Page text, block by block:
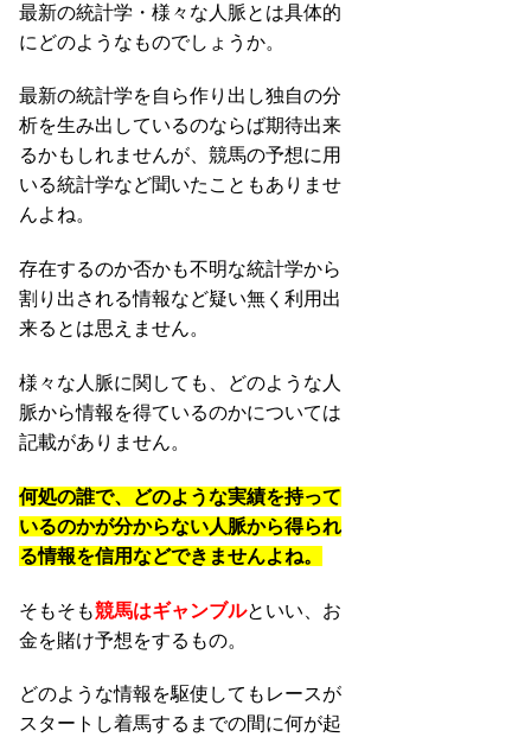
最新の統計学・様々な人脈とは具体的
にどのようなものでしょうか。
最新の統計学を自ら作り出し独自の分
析を生み出しているのならば期待出来
るかもしれませんが、競馬の予想に用
いる統計学など聞いたこともありませ
んよね。
存在するのか否かも不明な統計学から
割り出される情報など疑い無く利用出
来るとは思えません。
様々な人脈に関しても、どのような人
脈から情報を得ているのかについては
記載がありません。
何処の誰で、どのような実績を持って
いるのかが分からない人脈から得られ
る情報を信用などできませんよね。
そもそも競馬はギャンブルといい、お
金を賭け予想をするもの。
どのような情報を駆使してもレースが
スタートし着馬するまでの間に何が起